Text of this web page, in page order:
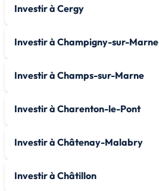
Investir à Cergy
Investir à Champigny-sur-Marne
Investir à Champs-sur-Marne
Investir à Charenton-le-Pont
Investir à Châtenay-Malabry
Investir à Châtillon